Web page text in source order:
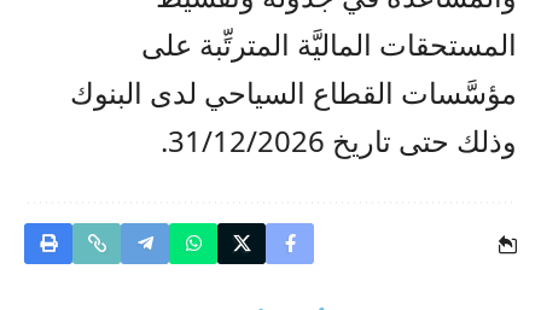
المستحقات الماليَّة المترتِّبة على
مؤسَّسات القطاع السياحي لدى البنوك
وذلك حتى تاريخ 31/12/2026.